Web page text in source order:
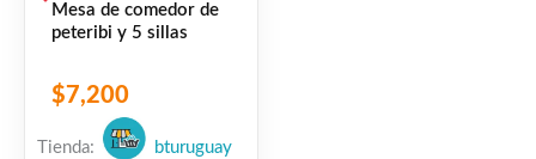
Mesa de comedor de
peteribi y 5 sillas
$7,200
Tienda: bturuguay